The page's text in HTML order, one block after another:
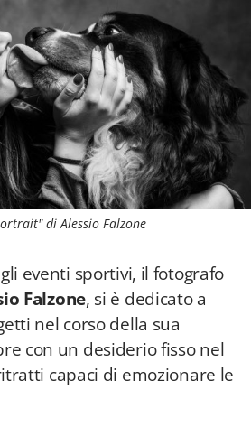
di Alessio Falzone
eventi sportivi, il fotografo
Falzone, si è dedicato a
nel corso della sua
con un desiderio fisso nel
capaci di emozionare le